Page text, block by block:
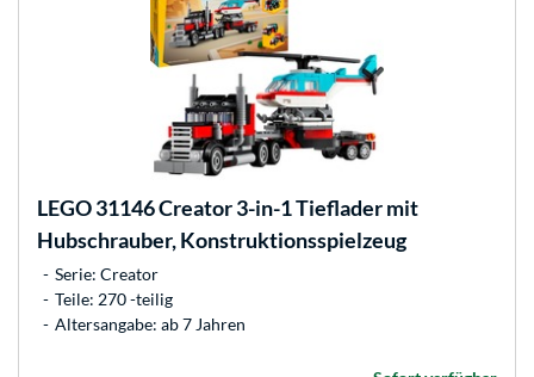
LEGO31146 Creator 3-in-1 Tieflader mit
Hubschrauber, Konstruktionsspielzeug
Serie: Creator
Teile: 270 -teilig
Altersangabe: ab 7 Jahren